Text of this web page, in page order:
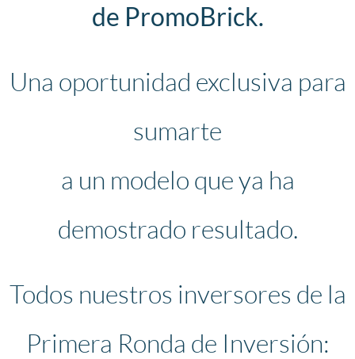
de PromoBrick.
Una oportunidad exclusiva para
sumarte
a un modelo que ya ha
demostrado resultado.
Todos nuestros inversores de la
Primera Ronda de Inversión: